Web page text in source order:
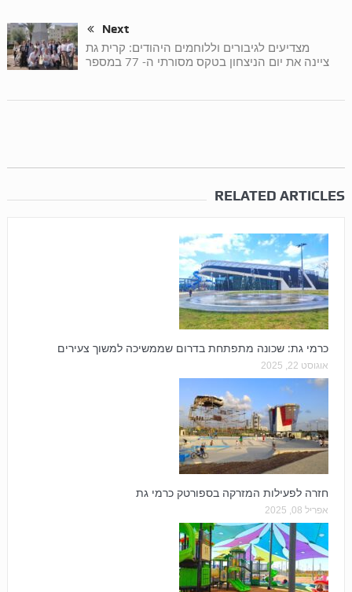
Next
מצדיעים לגיבורים וללוחמים היהודים: קרית גת
ציינה את יום הניצחון בטקס מסורתי ה- 77 במספר
RELATED ARTICLES
כרמי גת: שכונה מתפתחת בדרום שממשיכה למשוך צעירים
אוגוסט 22, 2025
חזרה לפעילות המזרקה בספורטק כרמי גת
אפריל 08, 2025